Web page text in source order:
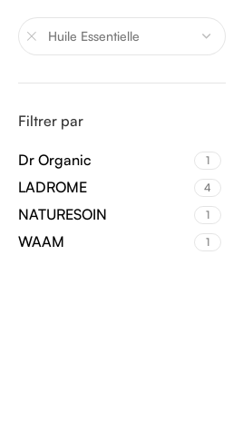
Huile Essentielle
Filtrer par
Dr Organic 1
LADROME 4
NATURESOIN 1
WAAM 1